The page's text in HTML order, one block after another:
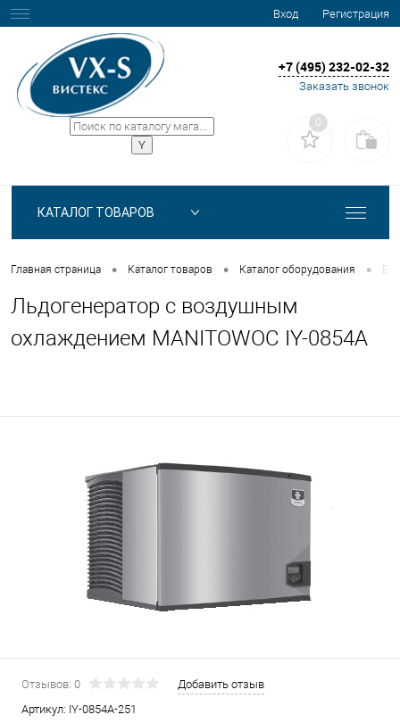
Вход Регистрация
+7 (495) 232-02-32
Заказать звонок
0
КАТАЛОГ ТОВАРОВ
Главная страница • Каталог товаров • Каталог оборудования •
Льдогенератор с воздушным
охлаждением MANITOWOC IY-0854A
Отзывов: 0
Добавить отзыв
Артикул: IY-0854A-251